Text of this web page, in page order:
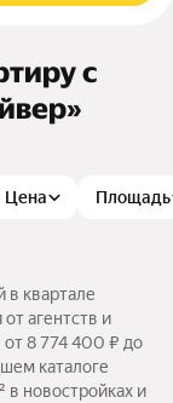
с
Цена Площадь
в квартале
агентств и
от 8 774 400 ₽ до
каталоге
в новостройках и